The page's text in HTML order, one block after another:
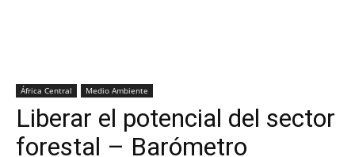
África Central Medio Ambiente
Liberar el potencial del sector
forestal – Barómetro